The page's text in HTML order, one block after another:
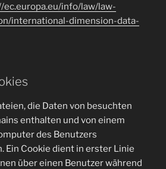
ec.europa.eu/info/law/law-
international-dimension-data-
die Daten von besuchten
enthalten und von einem
des Benutzers
Ein Cookie dient in erster Linie
über einen Benutzer während